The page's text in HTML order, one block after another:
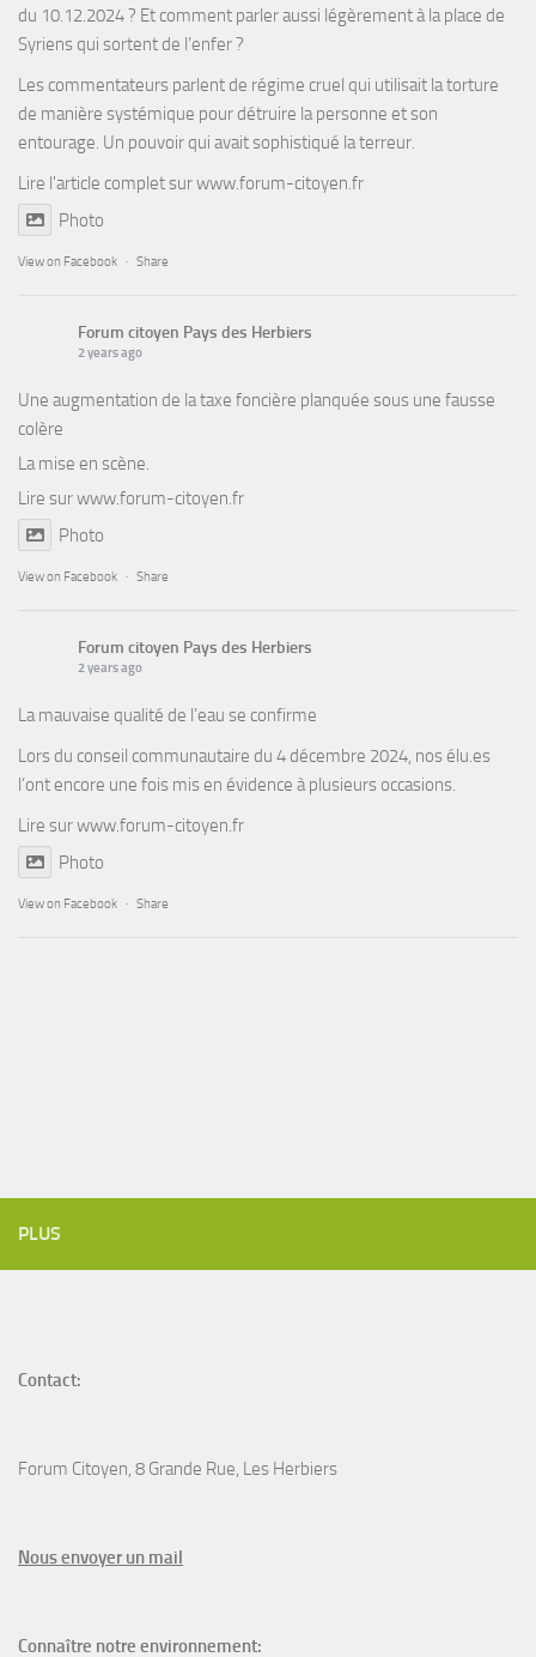
du 10.12.2024 ? Et comment parler aussi légèrement à la place de
Syriens qui sortent de l’enfer ?
Les commentateurs parlent de régime cruel qui utilisait la torture
de manière systémique pour détruire la personne et son
entourage. Un pouvoir qui avait sophistiqué la terreur.
Lire l'article complet surwww.forum-citoyen.fr
Photo
View on Facebook · Share
Forum citoyen Pays des Herbiers
2 years ago
Une augmentation de la taxe foncière planquée sous une fausse
colère
La mise en scène.
Lire surwww.forum-citoyen.fr
Photo
View on Facebook · Share
Forum citoyen Pays des Herbiers
2 years ago
La mauvaise qualité de l’eau se confirme
Lors du conseil communautaire du 4 décembre 2024, nos élu.es
l’ont encore une fois mis en évidence à plusieurs occasions.
Lire surwww.forum-citoyen.fr
Photo
View on Facebook · Share
PLUS
Contact:
Forum Citoyen, 8 Grande Rue, Les Herbiers
Nous envoyer un mail
Connaître notre environnement: